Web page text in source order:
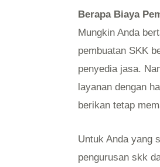
Berapa Biaya
Mungkin Anda
pembuatan SKK
penyedia jasa.
layanan dengan
berikan tetap
Untuk Anda yang
pengurusan skk